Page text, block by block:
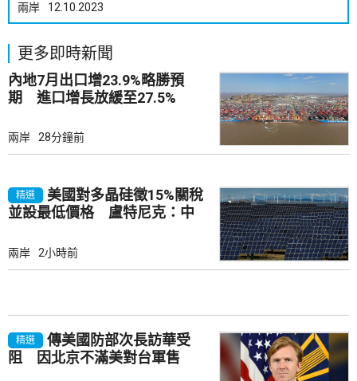
兩岸 12.10.2023
更多即時新聞
內地7月出口增23.9%略勝預
期 進口增長放緩至27.5%
兩岸 28分鐘前
精選
美國對多晶硅徵15%關稅
並設最低價格 盧特尼克：中
兩岸 2小時前
精選
傳美國防部次長訪華受
阻 因北京不滿美對台軍售